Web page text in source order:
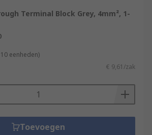
Terminal Block Grey, 4mm², 1-
eenheden)
€ 9,61/zak
Toevoegen